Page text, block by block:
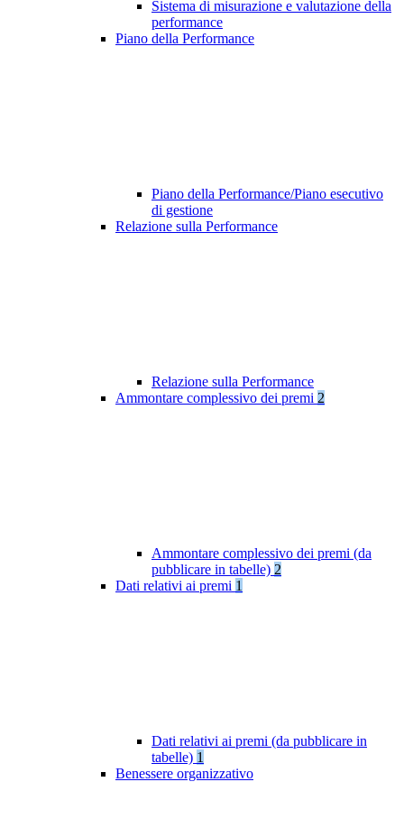
Sistema di misurazione e valutazione della
performance
Piano della Performance
Piano della Performance/Piano esecutivo
di gestione
Relazione sulla Performance
Relazione sulla Performance
Ammontare complessivo dei premi 2
Ammontare complessivo dei premi (da
pubblicare in tabelle) 2
Dati relativi ai premi 1
Dati relativi ai premi (da pubblicare in
tabelle) 1
Benessere organizzativo